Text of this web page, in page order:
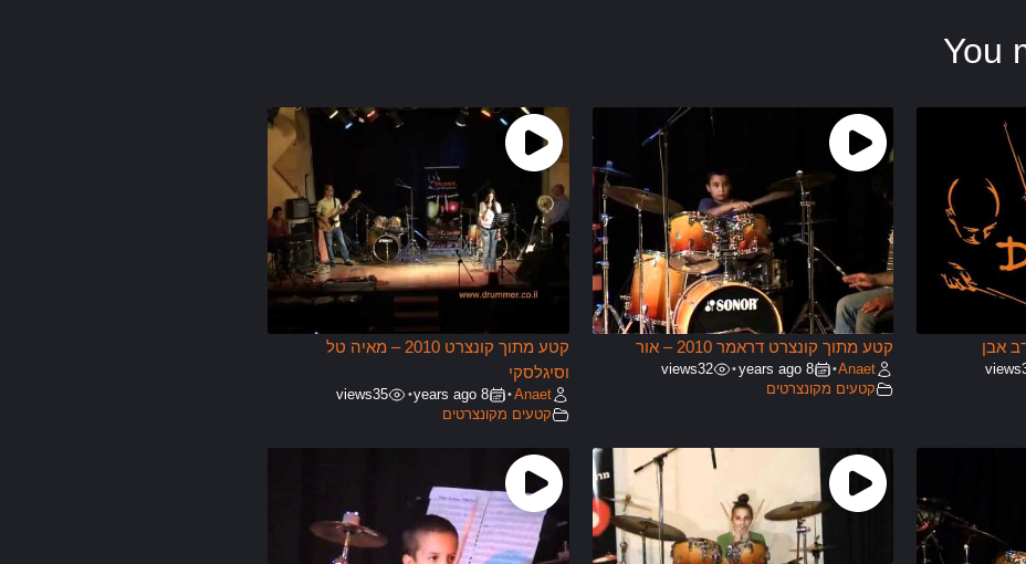
You
views
קטע מתוך קונצרט דראמר 2010 – אור
Anaet
•
8 years ago
•
32
views
קטעים מקונצרטים
קטע מתוך קונצרט 2010 – מאיה טל
וסיגלסקי
Anaet
•
8 years ago
•
35
views
קטעים מקונצרטים